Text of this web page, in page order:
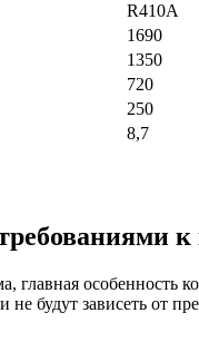
R410A
1690
1350
720
250
8,7
главная особенность
не будут зависеть от